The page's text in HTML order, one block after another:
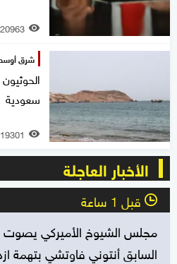
20963 مشاهدة
شرق
سعودية
19301 مشاهدة
الأخبار العاجلة
l قبل 1 ساعة
مجلس الشيوخ الأميركي يصوت
السابق أنتوني فاوتشي بتهمة